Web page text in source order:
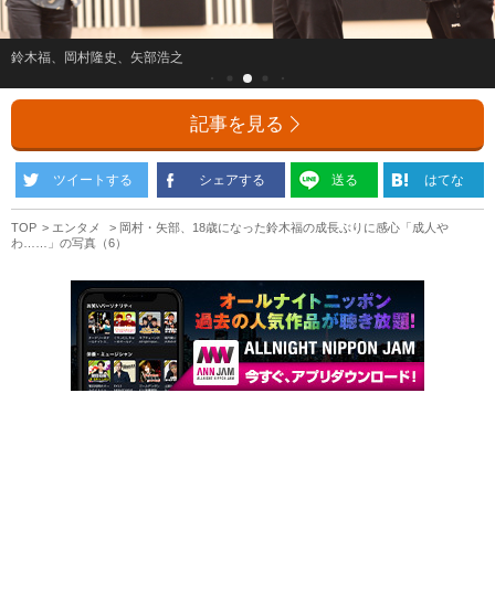
鈴木福、岡村隆史、矢部浩之
記事を見る
ツイートする シェアする 送る はてな
TOP エンタメ
岡村・矢部、18歳になった鈴木福の成長ぶりに感心「成人や
わ……」の写真（6）